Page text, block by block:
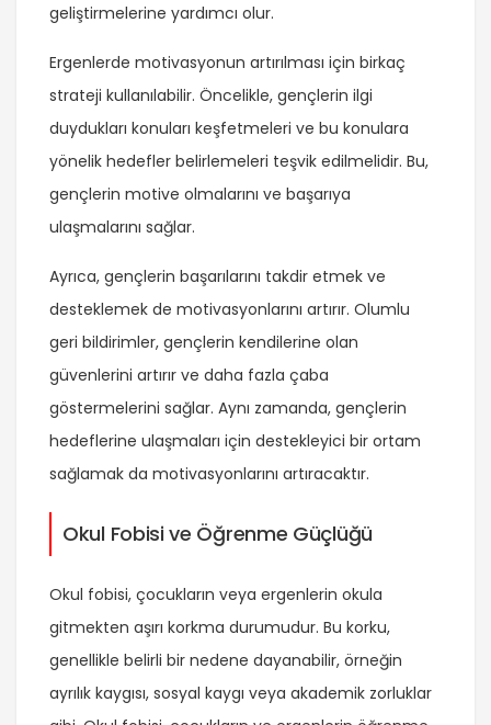
geliştirmelerine yardımcı olur.
Ergenlerde motivasyonun artırılması için birkaç
strateji kullanılabilir. Öncelikle, gençlerin ilgi
duydukları konuları keşfetmeleri ve bu konulara
yönelik hedefler belirlemeleri teşvik edilmelidir. Bu,
gençlerin motive olmalarını ve başarıya
ulaşmalarını sağlar.
Ayrıca, gençlerin başarılarını takdir etmek ve
desteklemek de motivasyonlarını artırır. Olumlu
geri bildirimler, gençlerin kendilerine olan
güvenlerini artırır ve daha fazla çaba
göstermelerini sağlar. Aynı zamanda, gençlerin
hedeflerine ulaşmaları için destekleyici bir ortam
sağlamak da motivasyonlarını artıracaktır.
Okul Fobisi ve Öğrenme Güçlüğü
Okul fobisi, çocukların veya ergenlerin okula
gitmekten aşırı korkma durumudur. Bu korku,
genellikle belirli bir nedene dayanabilir, örneğin
ayrılık kaygısı, sosyal kaygı veya akademik zorluklar